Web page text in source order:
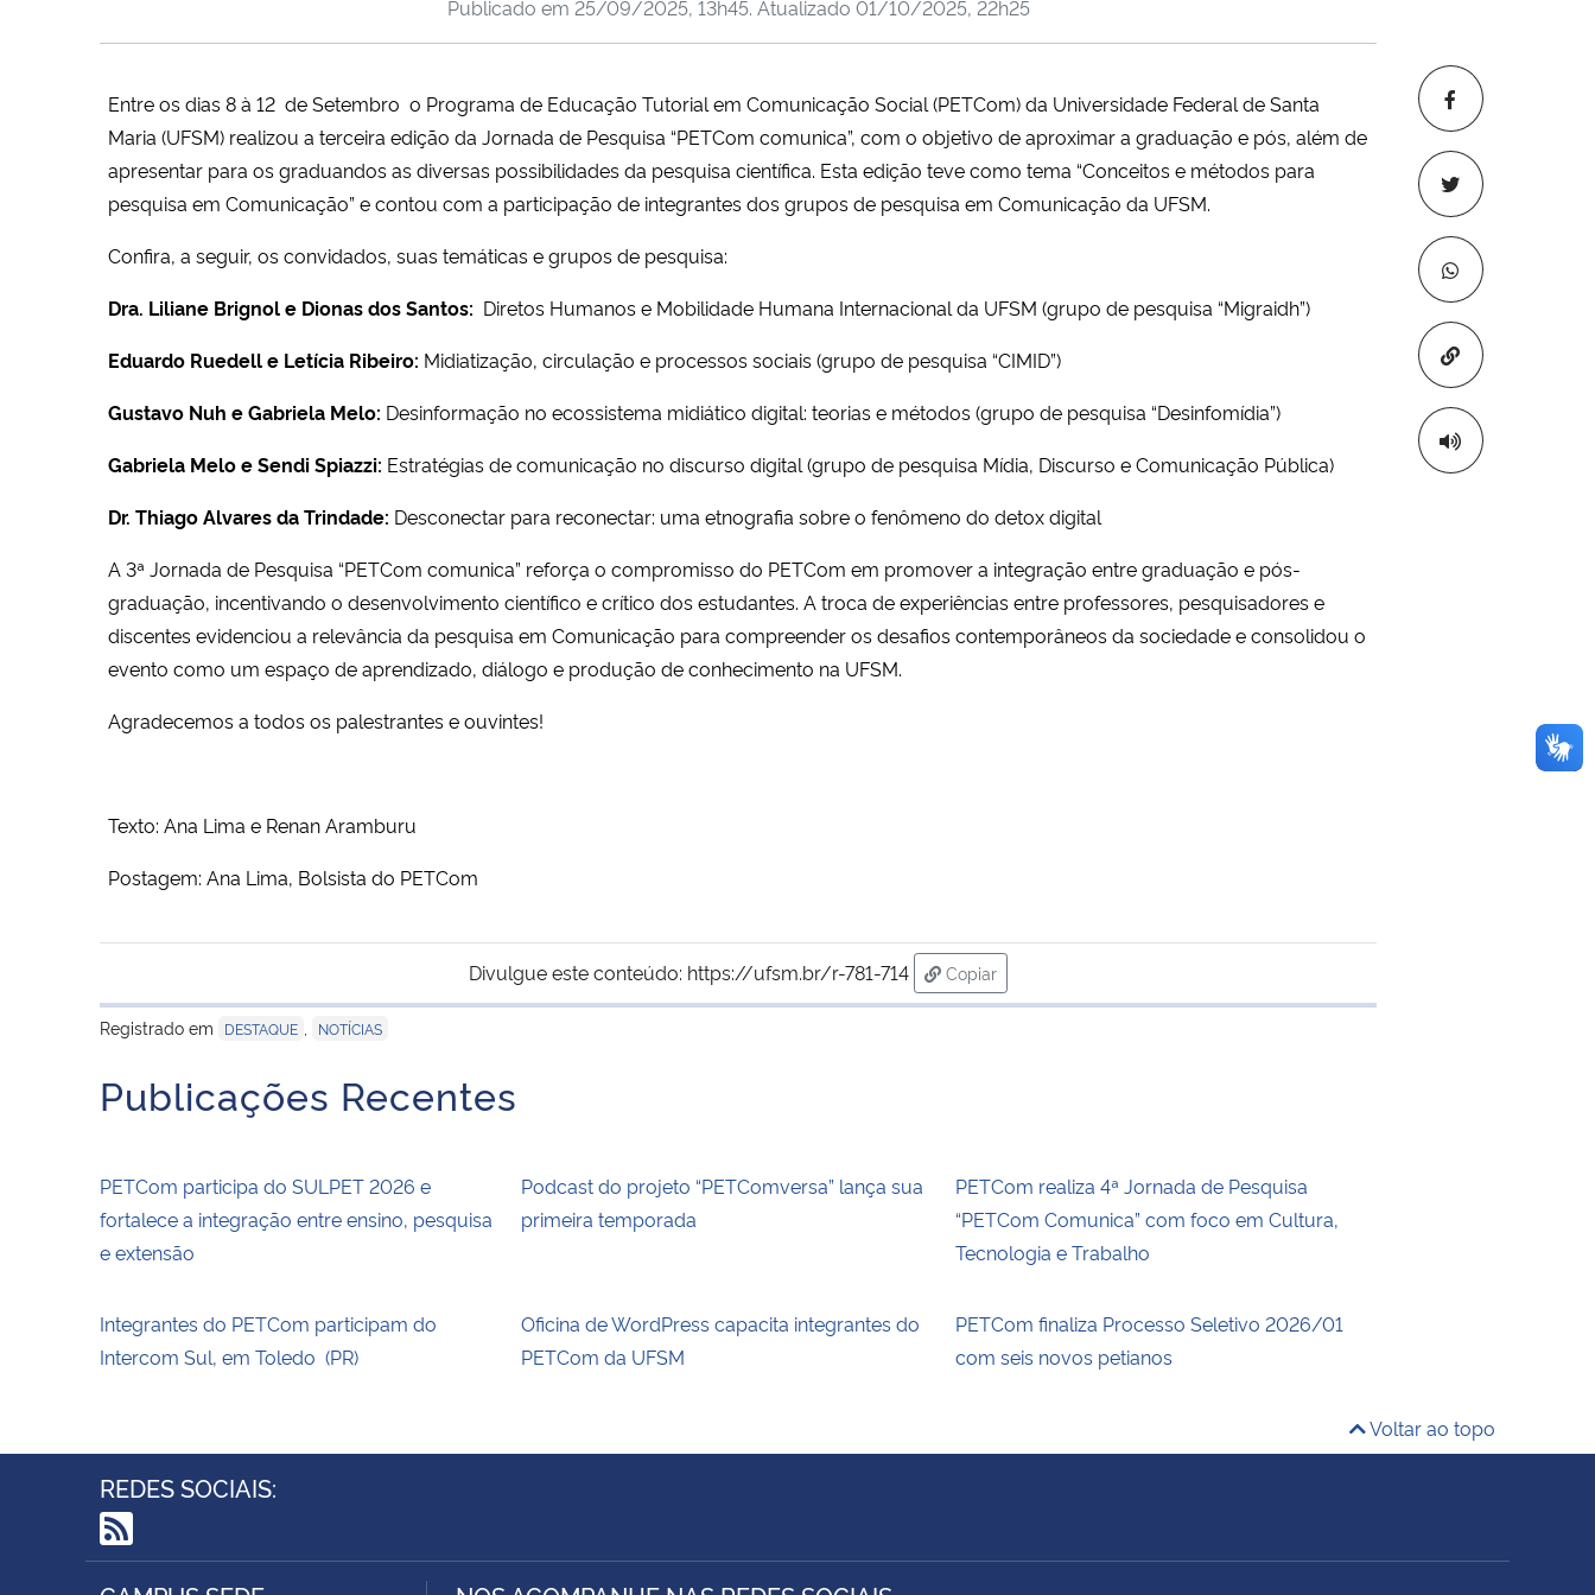
Copiar para
Publicado em 25/09/2025, 13h45. Atualizado 01/10/2025, 22h25
Entre os dias 8 à 12 de Setembro o Programa de Educação Tutorial em Comunicação Social (PETCom) da Universidade Federal de Santa
Maria (UFSM) realizou a terceira edição da Jornada de Pesquisa “PETCom comunica”, com o objetivo de aproximar a graduação e pós, além de
apresentar para os graduandos as diversas possibilidades da pesquisa científica. Esta edição teve como tema “Conceitos e métodos para
pesquisa em Comunicação” e contou com a participação de integrantes dos grupos de pesquisa em Comunicação da UFSM.
Confira, a seguir, os convidados, suas temáticas e grupos de pesquisa:
Dra. Liliane Brignol e Dionas dos Santos: Diretos Humanos e Mobilidade Humana Internacional da UFSM (grupo de pesquisa “Migraidh”)
Eduardo Ruedell e Letícia Ribeiro: Midiatização, circulação e processos sociais (grupo de pesquisa “CIMID”)
Gustavo Nuh e Gabriela Melo: Desinformação no ecossistema midiático digital: teorias e métodos (grupo de pesquisa “Desinfomídia”)
Gabriela Melo e Sendi Spiazzi: Estratégias de comunicação no discurso digital (grupo de pesquisa Mídia, Discurso e Comunicação Pública)
Dr. Thiago Alvares da Trindade: Desconectar para reconectar: uma etnografia sobre o fenômeno do detox digital
A 3ª Jornada de Pesquisa “PETCom comunica” reforça o compromisso do PETCom em promover a integração entre graduação e pós-
graduação, incentivando o desenvolvimento científico e crítico dos estudantes. A troca de experiências entre professores, pesquisadores e
discentes evidenciou a relevância da pesquisa em Comunicação para compreender os desafios contemporâneos da sociedade e consolidou o
evento como um espaço de aprendizado, diálogo e produção de conhecimento na UFSM.
Agradecemos a todos os palestrantes e ouvintes!
Texto: Ana Lima e Renan Aramburu
Postagem: Ana Lima, Bolsista do PETCom
Divulgue este conteúdo: https://ufsm.br/r-781-714
Copiar
para área de transferência
Registrado em
DESTAQUE NOTÍCIAS
Publicações Recentes
PETCom participa do SULPET 2026 e
fortalece a integração entre ensino, pesquisa
e extensão
Podcast do projeto “PETComversa” lança sua
primeira temporada
PETCom realiza 4ª Jornada de Pesquisa
“PETCom Comunica” com foco em Cultura,
Tecnologia e Trabalho
Integrantes do PETCom participam do
Intercom Sul, em Toledo (PR)
Oficina de WordPress capacita integrantes do
PETCom da UFSM
PETCom finaliza Processo Seletivo 2026/01
com seis novos petianos
Voltar ao topo
REDES SOCIAIS:
RSS